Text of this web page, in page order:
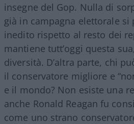
insegne del Gop. Nulla di
già in campagna elettorale si
inedito rispetto al resto dei
mantiene tutt’oggi questa
diversità. D’altra parte, chi
il conservatore migliore e
e il mondo? Non esiste una
anche Ronald Reagan fu
come uno strano